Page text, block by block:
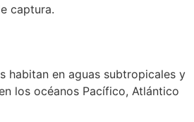
captura.
habitan en aguas subtropicales y
los océanos Pacífico, Atlántico